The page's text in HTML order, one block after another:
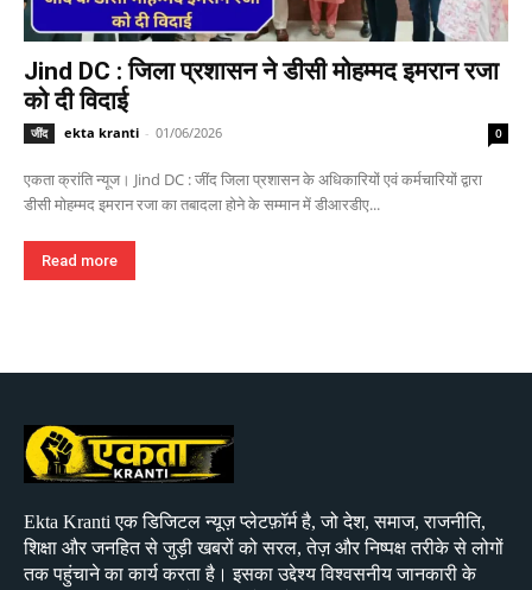
Jind DC : जिला प्रशासन ने डीसी मोहम्मद इमरान रजा
को दी विदाई
जींद ekta kranti - 01/06/2026 0
एकता क्रांति न्यूज। Jind DC : जींद जिला प्रशासन के अधिकारियों एवं कर्मचारियों द्वारा
डीसी मोहम्मद इमरान रजा का तबादला होने के सम्मान में डीआरडीए...
Read more
Ekta Kranti एक डिजिटल न्यूज़ प्लेटफ़ॉर्म है, जो देश, समाज, राजनीति,
शिक्षा और जनहित से जुड़ी खबरों को सरल, तेज़ और निष्पक्ष तरीके से लोगों
तक पहुंचाने का कार्य करता है। इसका उद्देश्य विश्वसनीय जानकारी के